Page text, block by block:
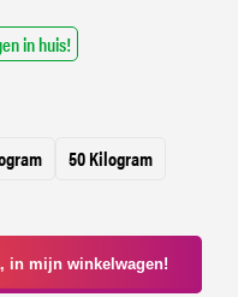
in huis!
50 Kilogram
in mijn winkelwagen!